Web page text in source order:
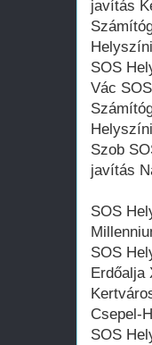
javítás
SOS
Vác
Szob
javítás
SOS
SOS
Erdőalja
Csepel-
SOS